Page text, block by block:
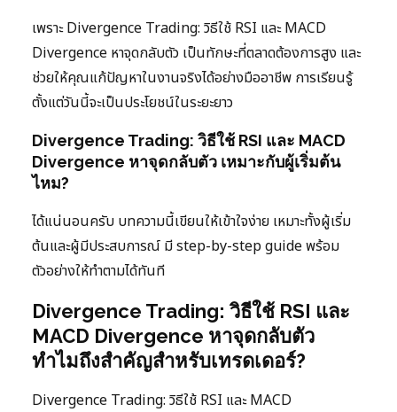
เพราะ Divergence Trading: วิธีใช้ RSI และ MACD
Divergence หาจุดกลับตัว เป็นทักษะที่ตลาดต้องการสูง และ
ช่วยให้คุณแก้ปัญหาในงานจริงได้อย่างมืออาชีพ การเรียนรู้
ตั้งแต่วันนี้จะเป็นประโยชน์ในระยะยาว
Divergence Trading: วิธีใช้ RSI และ MACD
Divergence หาจุดกลับตัว เหมาะกับผู้เริ่มต้น
ไหม?
ได้แน่นอนครับ บทความนี้เขียนให้เข้าใจง่าย เหมาะทั้งผู้เริ่ม
ต้นและผู้มีประสบการณ์ มี step-by-step guide พร้อม
ตัวอย่างให้ทำตามได้ทันที
Divergence Trading: วิธีใช้ RSI และ
MACD Divergence หาจุดกลับตัว
ทำไมถึงสำคัญสำหรับเทรดเดอร์?
Divergence Trading: วิธีใช้ RSI และ MACD